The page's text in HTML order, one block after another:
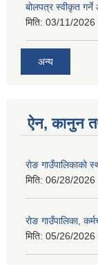
बोलपत्र स्वीकृत
मिति: 03/11/2026
अन्य
ऐन, कानुन
रोङ गाउँपालिकाको
मिति: 06/28/2026
रोङ गाउँपालिका,
मिति: 05/26/2026